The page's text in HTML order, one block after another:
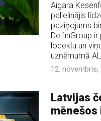
Aigara
palielinājis
paziņojums
DelfinGroup
locekļu un
uzņēmumā
12. novembris,
Latvijas